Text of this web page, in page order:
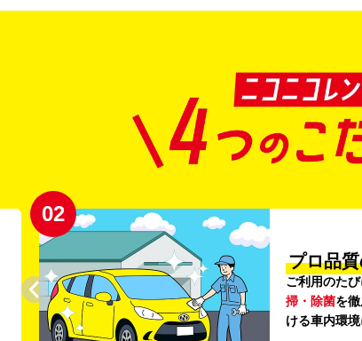
02
プロ品
ご利用のた
掃・除菌を
ける車内環